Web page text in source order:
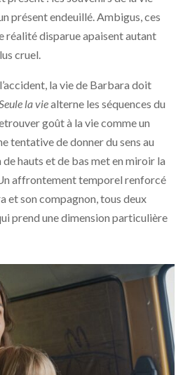
présent endeuillé. Ambigus, ces
réalité disparue apaisent autant
cruel.
la vie de Barbara doit
la viealterne les séquences du
goût à la vie comme un
tentative de donner du sens au
hauts et de bas met en miroir la
affrontement temporel renforcé
et son compagnon, tous deux
prend une dimension particulière